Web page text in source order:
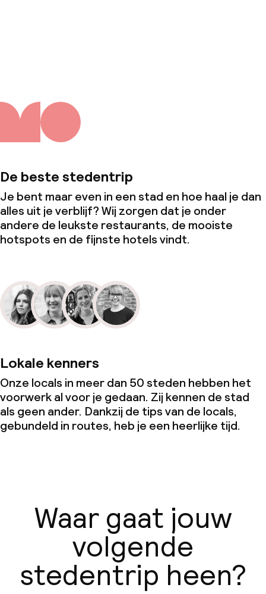
De beste stedentrip
Je bent maar even in een stad en hoe haal je dan
alles uit je verblijf? Wij zorgen dat je onder
andere de leukste restaurants, de mooiste
hotspots en de fijnste hotels vindt.
Lokale kenners
Onze locals in meer dan 50 steden hebben het
voorwerk al voor je gedaan. Zij kennen de stad
als geen ander. Dankzij de tips van de locals,
gebundeld in routes, heb je een heerlijke tijd.
Waar gaat jouw
volgende
stedentrip heen?